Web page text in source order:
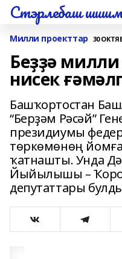
Стэрлебаш
Милли проекттар 30
Беҙҙә
нисек
Башҡортостан
“Берҙәм Рәсәй”
президиумы
төркөмөнөң
ҡатнашты. Унда
Йыйылышы –
депутаттары